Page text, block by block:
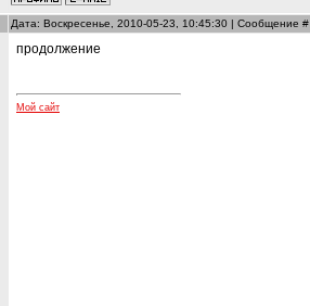
Дата: Воскресенье, 2010-05-23, 10:45:30 | Сообщение #
продолжение
Мой сайт